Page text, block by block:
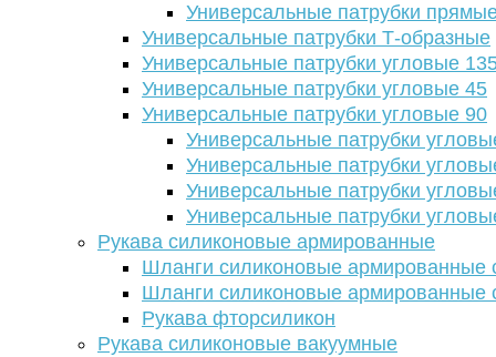
Универсальные патрубки
Универсальные патрубки Т-образные
Универсальные патрубки угловые
Универсальные патрубки угловые 45
Универсальные патрубки угловые 90
Универсальные патрубки
Универсальные патрубки
Универсальные патрубки
Универсальные патрубки
Рукава силиконовые армированные
Шланги силиконовые армированные
Шланги силиконовые армированные
Рукава фторсиликон
Рукава силиконовые вакуумные